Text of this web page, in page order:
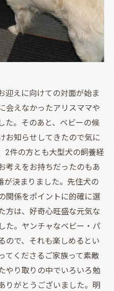
えに向けての対面が始ま
会えなかったアリスママや
た。そのあと、ベビーの候
お知らせしてきたので気に
2件の方とも大型犬の飼養経
考えをお持ちだったのもあ
が決まりました。先住犬の
関係をポイントに的確に選
方は、好奇心旺盛な元気な
た。ヤンチャなベビー・パ
ので、それも楽しめるとい
てくださるご家族って素敵
やり取りの中でいろいろ勉
りがとうございました。明